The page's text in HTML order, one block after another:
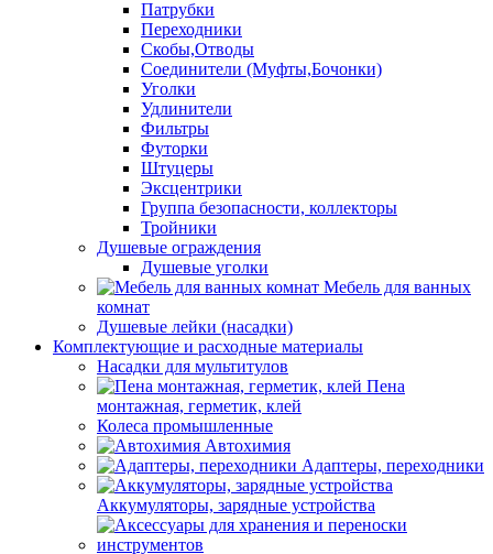
Патрубки
Переходники
Скобы,Отводы
Соединители (Муфты,Бочонки)
Уголки
Удлинители
Фильтры
Футорки
Штуцеры
Эксцентрики
Группа безопасности, коллекторы
Тройники
Душевые ограждения
Душевые уголки
Мебель для ванных
комнат
Душевые лейки (насадки)
Комплектующие и расходные материалы
Насадки для мультитулов
Пена
монтажная, герметик, клей
Колеса промышленные
Автохимия
Адаптеры, переходники
Аккумуляторы, зарядные устройства